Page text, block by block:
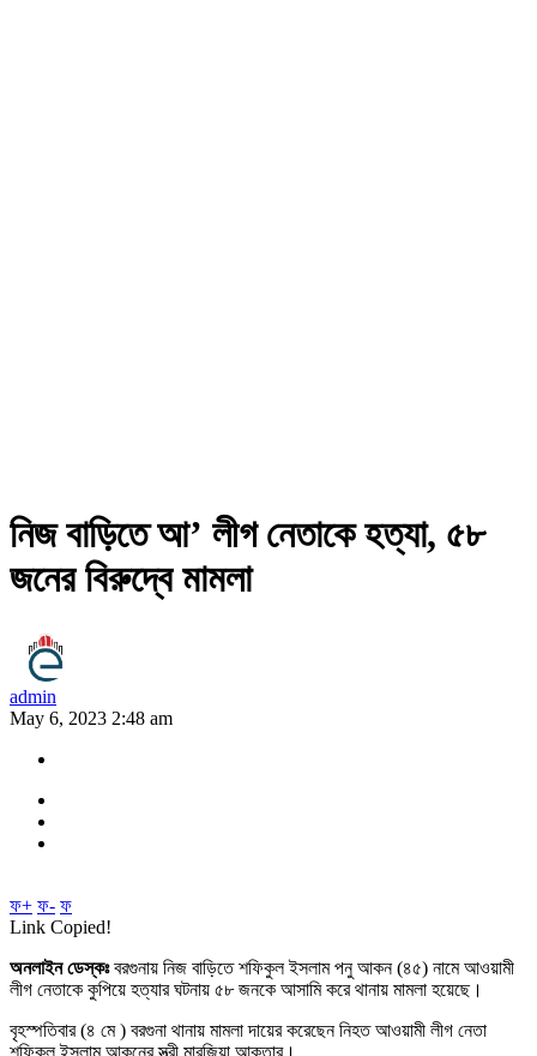
নিজ বাড়িতে আ’ লীগ নেতাকে হত্যা, ৫৮
জনের বিরুদ্বে মামলা
admin
May 6, 2023 2:48 am
ফ+ ফ- ফ
Link Copied!
অনলাইন ডেস্কঃবরগুনায় নিজ বাড়িতে শফিকুল ইসলাম পনু আকন (৪৫) নামে আওয়ামী
লীগ নেতাকে কুপিয়ে হত্যার ঘটনায় ৫৮ জনকে আসামি করে থানায় মামলা হয়েছে।
বৃহস্পতিবার (৪ মে ) বরগুনা থানায় মামলা দায়ের করেছেন নিহত আওয়ামী লীগ নেতা
শফিকুল ইসলাম আকনের স্ত্রী মারজিয়া আকতার।